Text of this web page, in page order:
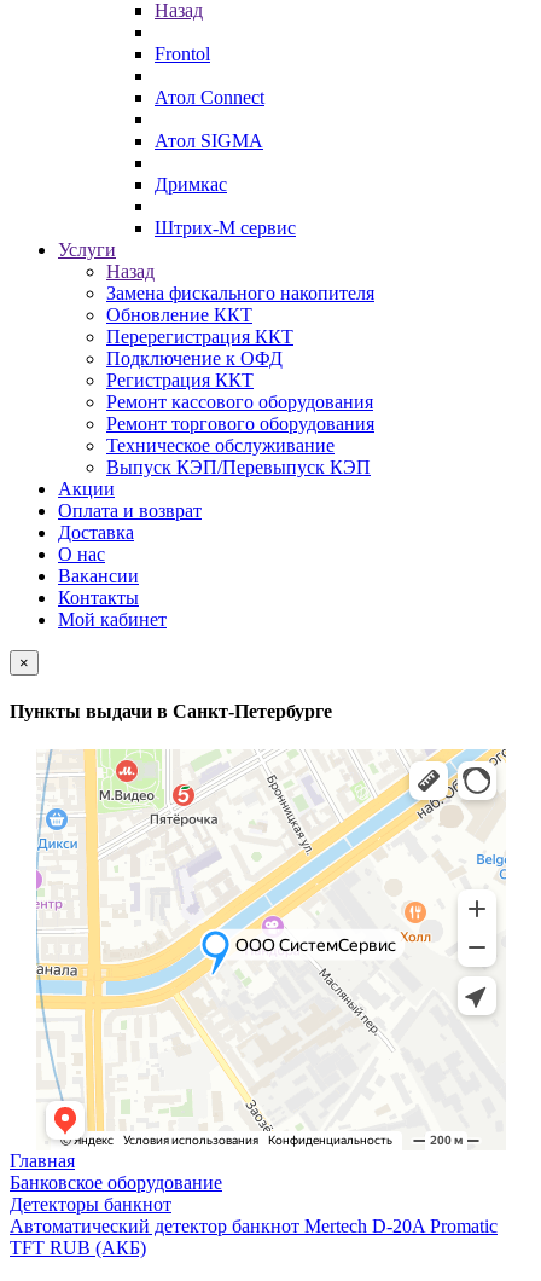
Назад
Frontol
Атол Connect
Атол SIGMA
Дримкас
Штрих-М сервис
Услуги
Назад
Замена фискального накопителя
Обновление ККТ
Перерегистрация ККТ
Подключение к ОФД
Регистрация ККТ
Ремонт кассового оборудования
Ремонт торгового оборудования
Техническое обслуживание
Выпуск КЭП/Перевыпуск КЭП
Акции
Оплата и возврат
Доставка
О нас
Вакансии
Контакты
Мой кабинет
×
Пункты выдачи в Санкт-Петербурге
Главная
Банковское оборудование
Детекторы банкнот
Автоматический детектор банкнот Mertech D-20A Promatic
TFT RUB (АКБ)